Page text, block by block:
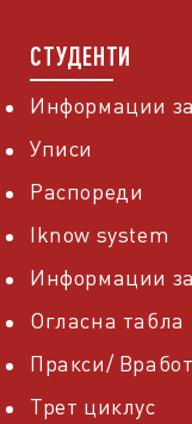
СТУДЕНТИ
Информации
Уписи
Распореди
Iknow system
Информации
Огласна табла
Пракси/
Трет циклус